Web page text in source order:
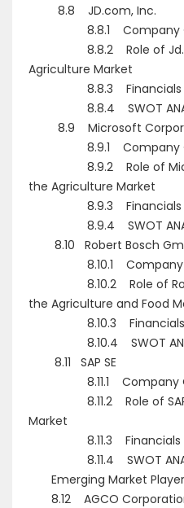
8.8 JD.com, Inc.
8.8.1 Company
8.8.2 Role of
Agriculture Market
8.8.3 Financials
8.8.4 SWOT
8.9 Microsoft
8.9.1 Company
8.9.2 Role of
the Agriculture Market
8.9.3 Financials
8.9.4 SWOT
8.10 Robert Bosch
8.10.1 Company
8.10.2 Role of
the Agriculture and Food
8.10.3 Financials
8.10.4 SWOT
8.11 SAP SE
8.11.1 Company
8.11.2 Role of SAP
Market
8.11.3 Financials
8.11.4 SWOT
Emerging Market
8.12 AGCO